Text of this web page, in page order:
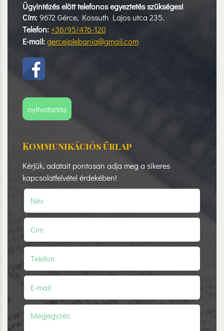
Ügyintézés elött telefonos egyeztetés szükséges!
Cím:9672 Gérce, Kossuth Lajos utca 235.
Telefon:+36/95/476-120
E-mail:gerceiplebania@gmail.com
nyitvatartás
Kommunikációs űrlap
Kérjük, adatait pontosan adja meg a sikeres
kapcsolatfelvétel érdekében!
Név
Cím
Telefon
E-mail
Megjegyzés